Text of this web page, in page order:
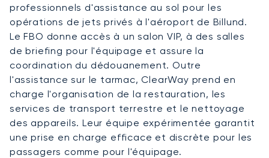
professionnels d'assistance au sol pour les
opérations de jets privés à l'aéroport de Billund.
Le FBO donne accès à un salon VIP, à des salles
de briefing pour l'équipage et assure la
coordination du dédouanement. Outre
l'assistance sur le tarmac, ClearWay prend en
charge l'organisation de la restauration, les
services de transport terrestre et le nettoyage
des appareils. Leur équipe expérimentée garantit
une prise en charge efficace et discrète pour les
passagers comme pour l'équipage.